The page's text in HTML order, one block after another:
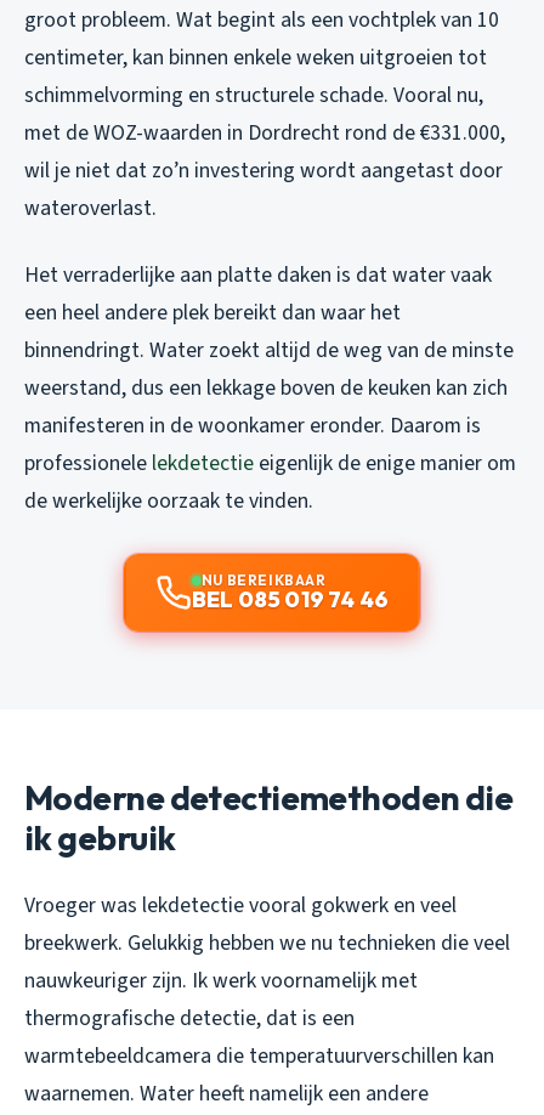
groot probleem. Wat begint als een vochtplek van 10
centimeter, kan binnen enkele weken uitgroeien tot
schimmelvorming en structurele schade. Vooral nu,
met de WOZ-waarden in Dordrecht rond de €331.000,
wil je niet dat zo’n investering wordt aangetast door
wateroverlast.
Het verraderlijke aan platte daken is dat water vaak
een heel andere plek bereikt dan waar het
binnendringt. Water zoekt altijd de weg van de minste
weerstand, dus een lekkage boven de keuken kan zich
manifesteren in de woonkamer eronder. Daarom is
professionele lekdetectie eigenlijk de enige manier om
de werkelijke oorzaak te vinden.
NU BEREIKBAAR
BEL 085 019 74 46
Moderne detectiemethoden die
ik gebruik
Vroeger was lekdetectie vooral gokwerk en veel
breekwerk. Gelukkig hebben we nu technieken die veel
nauwkeuriger zijn. Ik werk voornamelijk met
thermografische detectie, dat is een
warmtebeeldcamera die temperatuurverschillen kan
waarnemen. Water heeft namelijk een andere